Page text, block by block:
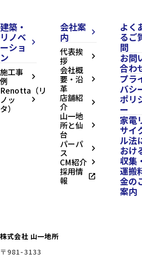
建築・
リノベ
ーショ
ン
arrow_forward_ios
施工事
例 arrow_forward_ios
Renotta（リ
ノッ
タ）
arrow_forward_ios
会社案
内
arrow_forward_ios
代表挨
拶 arrow_forward_ios
会社概
要・沿
革
arrow_forward_ios
店舗紹
介 arrow_forward_ios
山一地
所と仙
台
arrow_forward_ios
パーパ
ス arrow_forward_ios
CM紹介 arrow_forward_ios
採用情
報 open_in_new
よく
るご
問
お問
合わ
プラ
バシ
ポリ
ー
家電
サイ
ル法
おけ
収集
運搬
金の
案内
株式会社 山一地所
〒981-3133